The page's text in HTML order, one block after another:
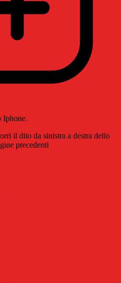
Iphone.
il dito da sinistra a destra dello
precedenti